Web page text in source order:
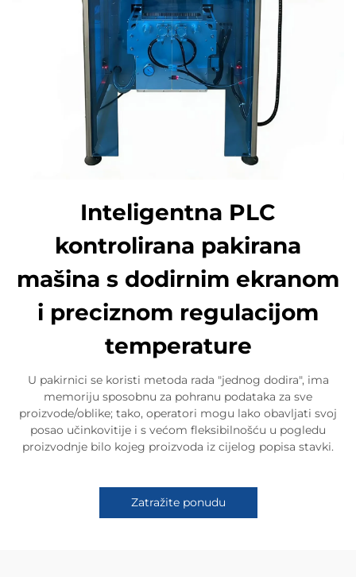
Inteligentna PLC
kontrolirana pakirana
mašina s dodirnim ekranom
i preciznom regulacijom
temperature
U pakirnici se koristi metoda rada "jednog dodira", ima
memoriju sposobnu za pohranu podataka za sve
proizvode/oblike; tako, operatori mogu lako obavljati svoj
posao učinkovitije i s većom fleksibilnošću u pogledu
proizvodnje bilo kojeg proizvoda iz cijelog popisa stavki.
Zatražite ponudu